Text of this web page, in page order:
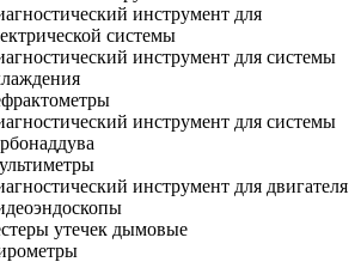
инструмент для
системы
инструмент для системы
инструмент для системы
инструмент для двигателя
утечек дымовые